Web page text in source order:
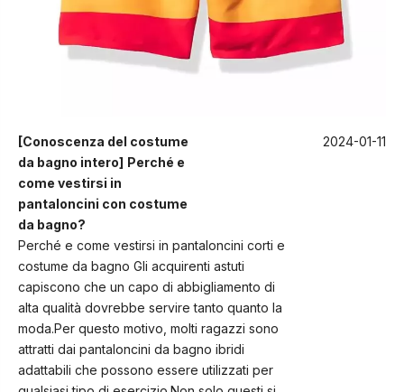
[Conoscenza del costume
da bagno intero] Perché e
come vestirsi in
pantaloncini con costume
da bagno?
Perché e come vestirsi in pantaloncini corti e
costume da bagno Gli acquirenti astuti
capiscono che un capo di abbigliamento di
alta qualità dovrebbe servire tanto quanto la
moda.Per questo motivo, molti ragazzi sono
attratti dai pantaloncini da bagno ibridi
adattabili che possono essere utilizzati per
2024-01-11